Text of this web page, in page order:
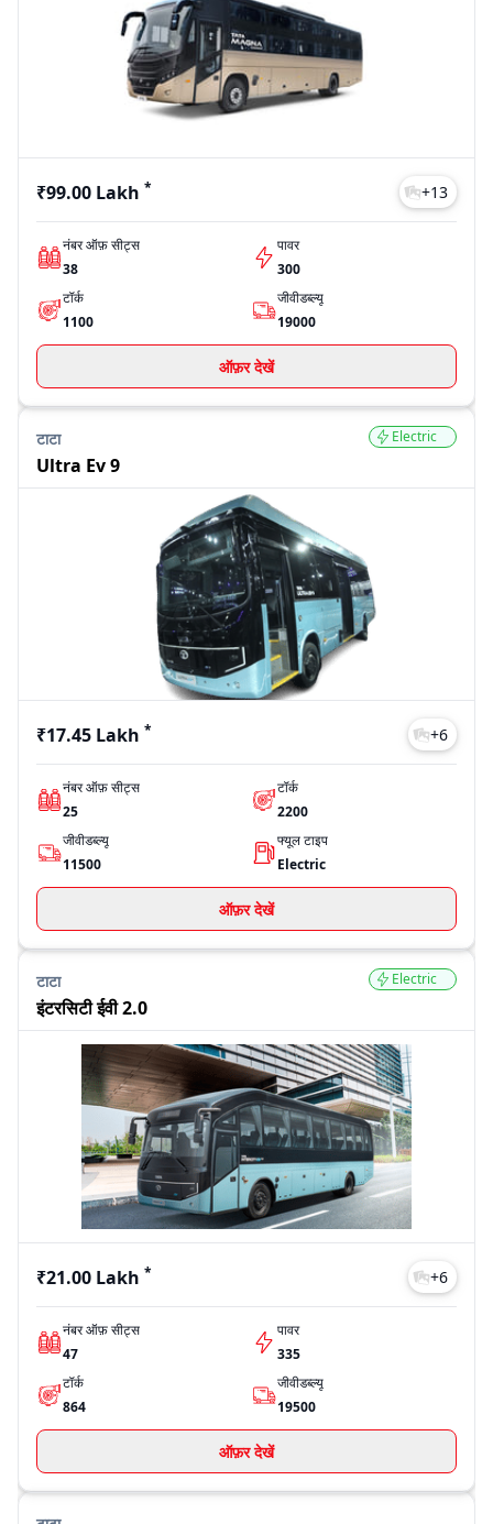
₹99.00 Lakh * +13
नंबर ऑफ़ सीट्स
38
पावर
300
टॉर्क
1100
जीवीडब्ल्यू
19000
ऑफ़र देखें
टाटा
Ultra Ev 9
Electric
₹17.45 Lakh * +6
नंबर ऑफ़ सीट्स
25
टॉर्क
2200
जीवीडब्ल्यू
11500
फ्यूल टाइप
Electric
ऑफ़र देखें
टाटा
इंटरसिटी ईवी 2.0
Electric
₹21.00 Lakh * +6
नंबर ऑफ़ सीट्स
47
पावर
335
टॉर्क
864
जीवीडब्ल्यू
19500
ऑफ़र देखें